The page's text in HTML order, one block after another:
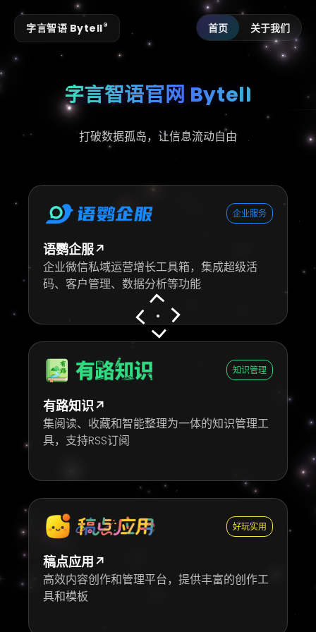
字言智语 Bytell® 首页 关于我们
字言智语官网 Bytell
打破数据孤岛，让信息流动自由
企业服务
语鹦企服↗
企业微信私域运营增长工具箱，集成超级活
码、客户管理、数据分析等功能
知识管理
有路知识↗
集阅读、收藏和智能整理为一体的知识管理工
具，支持RSS订阅
好玩实用
稿点应用↗
高效内容创作和管理平台，提供丰富的创作工
具和模板